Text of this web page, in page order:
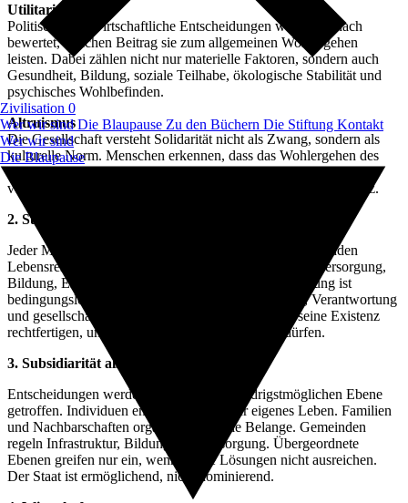
Zivilisation 0
Wer wir sindDie Blaupause Zu den Büchern Die Stiftung Kontakt
Wer wir sind
Die Blaupause
Utilitarismus
Politische und wirtschaftliche Entscheidungen werden danach
bewertet, welchen Beitrag sie zum allgemeinen Wohlergehen
leisten. Dabei zählen nicht nur materielle Faktoren, sondern auch
Gesundheit, Bildung, soziale Teilhabe, ökologische Stabilität und
psychisches Wohlbefinden.
Altruismus
Die Gesellschaft versteht Solidarität nicht als Zwang, sondern als
kulturelle Norm. Menschen erkennen, dass das Wohlergehen des
Einzelnen untrennbar mit dem Wohlergehen der Gemeinschaft
verbunden ist. Kooperation wird höher bewertet als Konkurrenz.
2. Subsistenz als gesellschaftliche Untergrenze
Jeder Mensch hat garantierten Zugang zu den grundlegenden
Lebensressourcen: Nahrung, Wohnraum, Gesundheitsversorgung,
Bildung, Energie und Wasser. Diese Subsistenzsicherung ist
bedingungslos, da sie als Voraussetzung für Freiheit, Verantwortung
und gesellschaftliche Teilhabe gilt. Niemand muss seine Existenz
rechtfertigen, um ein würdiges Leben führen zu dürfen.
3. Subsidiarität als Organisationsprinzip
Entscheidungen werden immer auf der niedrigstmöglichen Ebene
getroffen. Individuen entscheiden über ihr eigenes Leben. Familien
und Nachbarschaften organisieren lokale Belange. Gemeinden
regeln Infrastruktur, Bildung und Versorgung. Übergeordnete
Ebenen greifen nur ein, wenn lokale Lösungen nicht ausreichen.
Der Staat ist ermöglichend, nicht dominierend.